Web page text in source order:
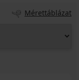
Mérettáblázat